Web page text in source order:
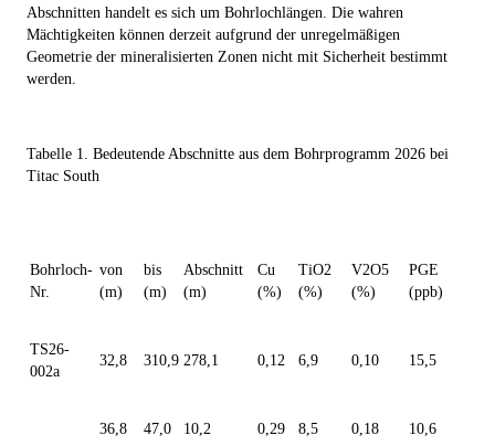
Abschnitten handelt es sich um Bohrlochlängen. Die wahren
Mächtigkeiten können derzeit aufgrund der unregelmäßigen
Geometrie der mineralisierten Zonen nicht mit Sicherheit bestimmt
werden.
Tabelle 1. Bedeutende Abschnitte aus dem Bohrprogramm 2026 bei
Titac South
Bohrloch-
Nr.
von
(m)
bis
(m)
Abschnitt
(m)
Cu
(%)
TiO2
(%)
V2O5
(%)
PGE
(ppb)
TS26-
002a
32,8 310,9 278,1 0,12 6,9 0,10 15,5
36,8 47,0 10,2 0,29 8,5 0,18 10,6